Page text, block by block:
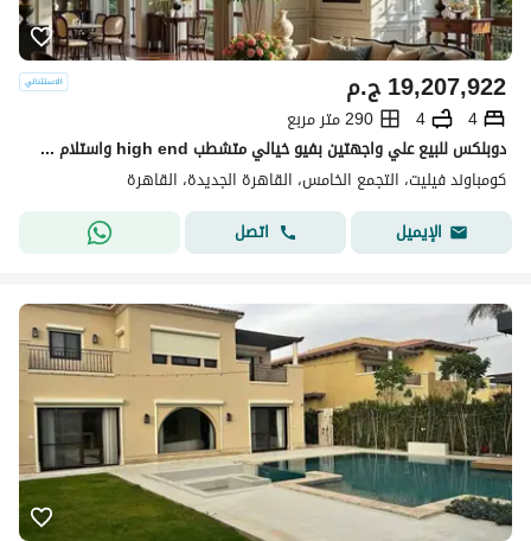
ج.م19,207,922
4
4
290 متر مربع
دوبلكس للبيع علي واجهتين بفيو خيالي متشطب high end واستلام فوري في سوديك فيليت sodic villette في التجمع الخامس
كومباوند فيليت، التجمع الخامس، القاهرة الجديدة، القاهرة
الإيميل
اتصل